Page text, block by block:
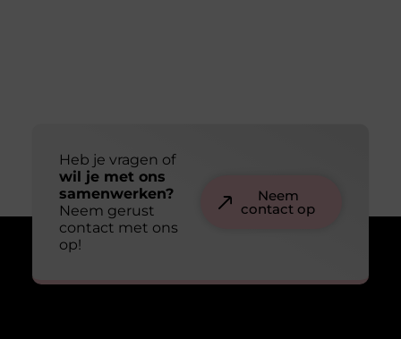
Heb je vragen of
wil je met ons
samenwerken?
Neem gerust
contact met ons
op!
Neem
contact op